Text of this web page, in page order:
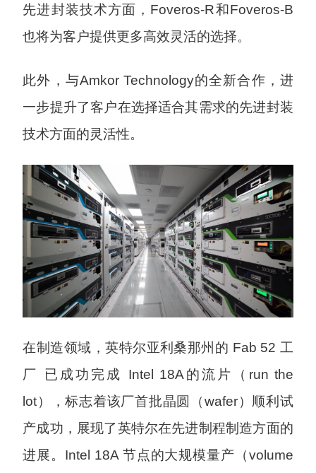
先进封装技术方面，Foveros-R和Foveros-B
也将为客户提供更多高效灵活的选择。
此外，与Amkor Technology的全新合作，进
一步提升了客户在选择适合其需求的先进封装
技术方面的灵活性。
在制造领域，英特尔亚利桑那州的 Fab 52 工
厂 已成功完成 Intel 18A的流片（run the
lot），标志着该厂首批晶圆（wafer）顺利试
产成功，展现了英特尔在先进制程制造方面的
进展。Intel 18A 节点的大规模量产（volume